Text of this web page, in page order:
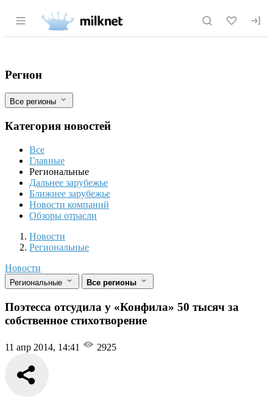
Раздел навигации по сайту milknet.ru
Поэтесса отсудила у «Конфила» 50
Фильтры
Регион
Все регионы
Категория новостей
Все
Главные
Региональные
Дальнее зарубежье
Ближнее зарубежье
Новости компаний
Обзоры отрасли
Новости
Разделы
Новости
Региональные
Новости
Региональные Все регионы
Поэтесса отсудила у «Конфила» 50 тысяч за
собственное стихотворение
11 апр 2014, 14:41 2925